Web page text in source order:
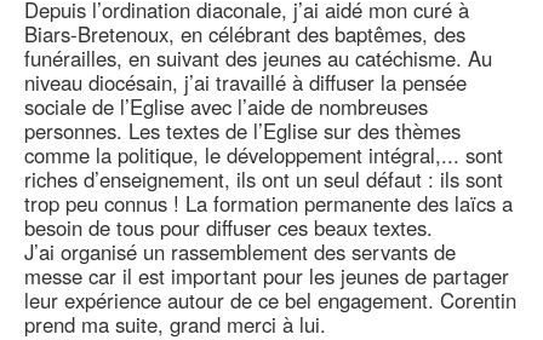
Depuis l’ordination diaconale, j’ai aidé mon curé à
Biars-Bretenoux, en célébrant des baptêmes, des
funérailles, en suivant des jeunes au catéchisme. Au
niveau diocésain, j’ai travaillé à diffuser la pensée
sociale de l’Eglise avec l’aide de nombreuses
personnes. Les textes de l’Eglise sur des thèmes
comme la politique, le développement intégral,... sont
riches d’enseignement, ils ont un seul défaut : ils sont
trop peu connus ! La formation permanente des laïcs a
besoin de tous pour diffuser ces beaux textes.
J’ai organisé un rassemblement des servants de
messe car il est important pour les jeunes de partager
leur expérience autour de ce bel engagement. Corentin
prend ma suite, grand merci à lui.